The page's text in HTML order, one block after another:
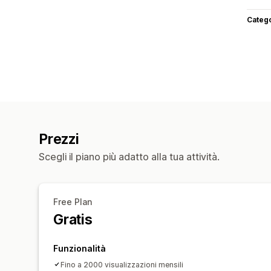
Prezzi
Scegli il piano più adatto alla tua attività.
Free Plan
Gratis
Funzionalità
Fino a 2000 visualizzazioni mensili